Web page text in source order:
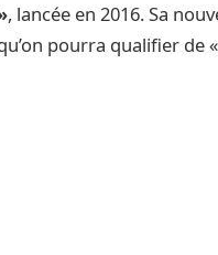
, lancée en 2016. Sa
pourra qualifier de